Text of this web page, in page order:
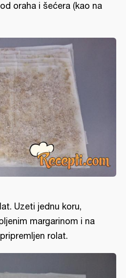
oraha i šećera (kao na
Uzeti jednu koru,
margarinom i na
rolat.